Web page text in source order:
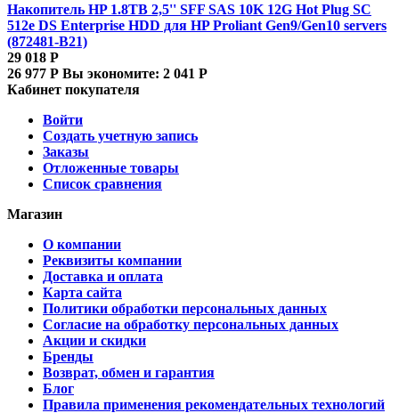
Накопитель HP 1.8TB 2,5'' SFF SAS 10K 12G Hot Plug SC
512e DS Enterprise HDD для HP Proliant Gen9/Gen10 servers
(872481-B21)
29 018 Р
26 977 Р Вы экономите: 2 041 Р
Кабинет покупателя
Войти
Создать учетную запись
Заказы
Отложенные товары
Список сравнения
Магазин
О компании
Реквизиты компании
Доставка и оплата
Карта сайта
Политики обработки персональных данных
Согласие на обработку персональных данных
Акции и скидки
Бренды
Возврат, обмен и гарантия
Блог
Правила применения рекомендательных технологий